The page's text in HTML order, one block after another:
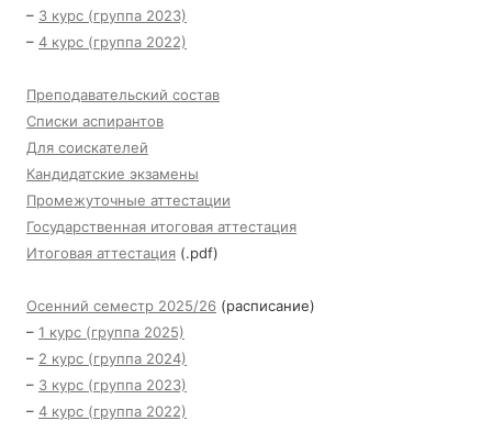
– 3 курс (группа 2023)
– 4 курс (группа 2022)
Преподавательский состав
Списки аспирантов
Для соискателей
Кандидатские экзамены
Промежуточные аттестации
Государственная итоговая аттестация
Итоговая аттестация (.pdf)
Осенний семестр 2025/26 (расписание)
– 1 курс (группа 2025)
– 2 курс (группа 2024)
– 3 курс (группа 2023)
– 4 курс (группа 2022)